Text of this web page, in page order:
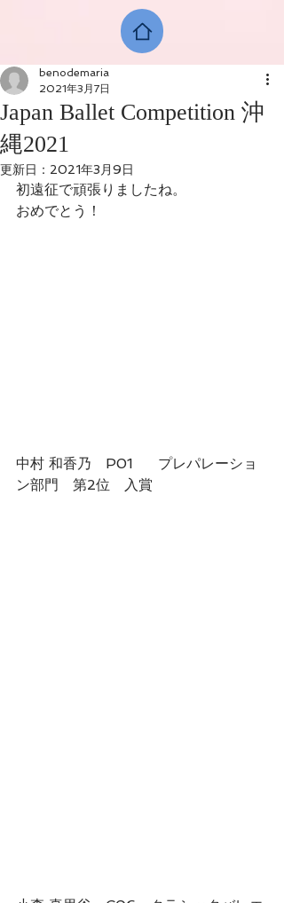
Japan Ballet Competition 沖
縄2021
benodemaria
2021年3月7日
更新日： 2021年3月9日
初遠征で頑張りましたね。
おめでとう！
中村 和香乃　P01	プレパレーショ
ン部門　第2位　入賞